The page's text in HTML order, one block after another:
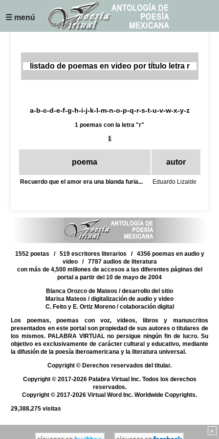
☰ menú
listado de poemas en video por título letra r
a-b-c-d-e-f-g-h-i-j-k-l-m-n-o-p-q-r-s-t-u-v-w-x-y-z
1 poemas con la letra "r"
1
poema autor
Recuerdo que el amor era una blanda furia... Eduardo Lizalde
×
1552 poetas / 519 escritores literarios / 4356 poemas en audio y
video / 7787 audios de literatura
con más de 4,500 millones de accesos a las diferentes páginas del
portal a partir del 10 de mayo de 2004
Blanca Orozco de Mateos / desarrollo del sitio
Marisa Mateos / digitalización de audio y video
C. Feito y E. Ortiz Moreno/ colaboración digital
Los poemas, poemas con voz, videos, libros y manuscritos
presentados en este portal son propiedad de sus autores o titulares de
los mismos. PALABRA VIRTUAL no persigue ningún fin de lucro. Su
objetivo es exclusivamente de carácter cultural y educativo, mediante
la difusión de la poesía iberoamericana y la literatura universal.
Copyright © Derechos reservados del titular.
Copyright © 2017-2026 Palabra Virtual Inc. Todos los derechos
reservados.
Copyright © 2017-2026 Virtual Word Inc. Worldwide Copyrights.
29,388,275 visitas